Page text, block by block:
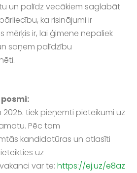
un palīdz vecākiem saglabāt
ka risinājumi ir
mērķis ir, lai ģimene nepaliek
saņem palīdzību
2025. tiek pieņemti pieteikumi uz
Pēc tam
kandidatūras un atlasīti
uz
var te: https://ej.uz/e8az